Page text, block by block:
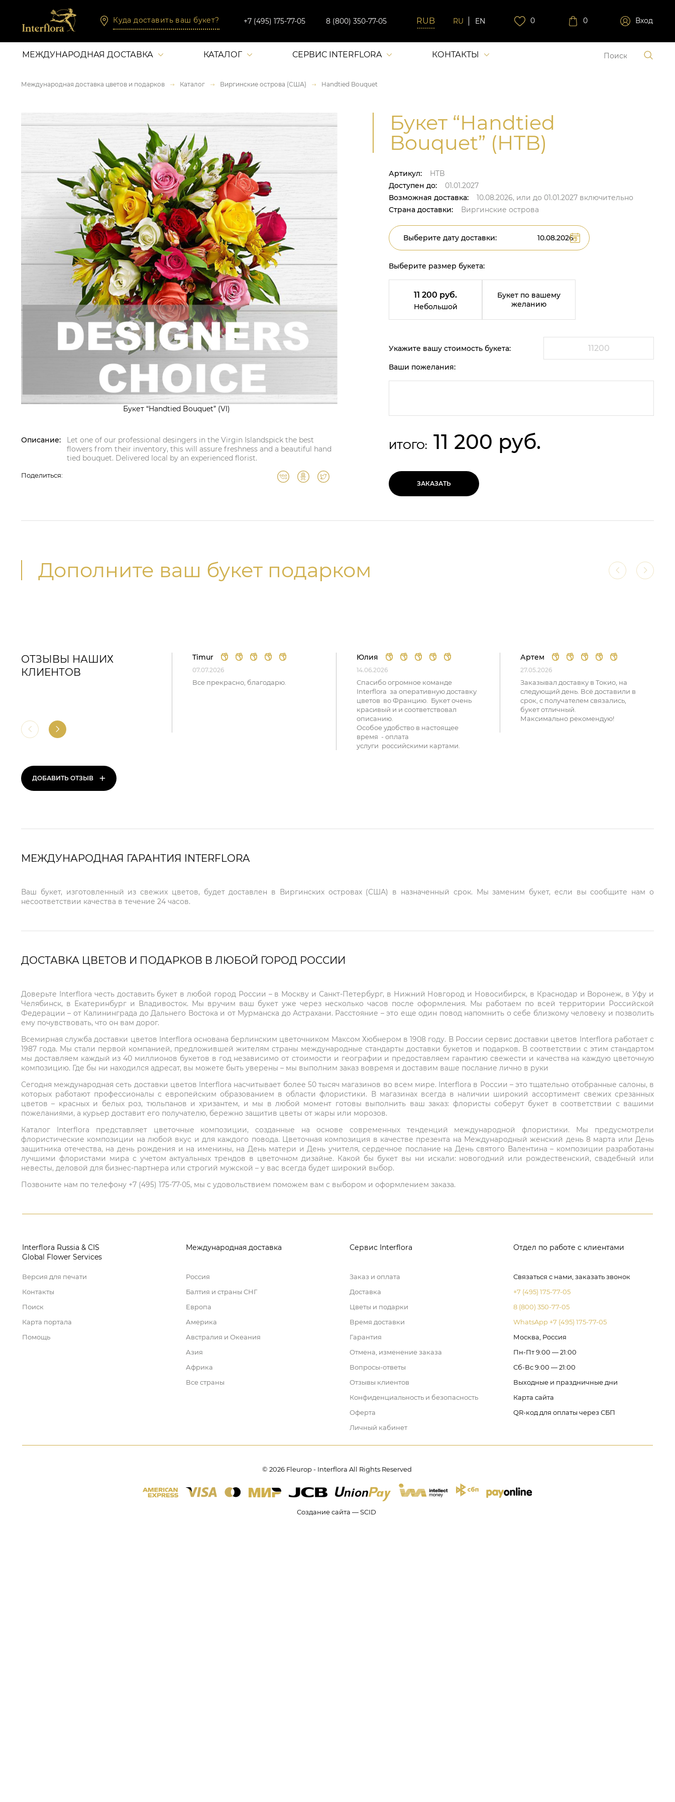
Куда доставить ваш букет? +7 (495) 175-77-05 8 (800) 350-77-05 RU EN 0 0 Вход
МЕЖДУНАРОДНАЯ ДОСТАВКА КАТАЛОГ СЕРВИС INTERFLORA КОНТАКТЫ
Международная доставка цветов и подарков Каталог Виргинские острова (США) Handtied Bouquet
Букет “Handtied Bouquet” (VI)
Описание:
Let one of our professional desingers in the Virgin Islandspick the best
flowers from their inventory, this will assure freshness and a beautiful hand
tied bouquet. Delivered local by an experienced florist.
Поделиться:
Букет “Handtied
Bouquet” (HTB)
Артикул:
HTB
Доступен до:
01.01.2027
Возможная доставка:
10.08.2026, или до 01.01.2027 включительно
Страна доставки:
Виргинские острова
Выберите дату доставки:
Выберите размер букета:
11 200 руб.
Небольшой
Букет по вашему
желанию
Укажите вашу стоимость букета:
Ваши пожелания:
ИТОГО: 11 200 руб.
ЗАКАЗАТЬ
Дополните ваш букет подарком
ОТЗЫВЫ НАШИХ
КЛИЕНТОВ
ДОБАВИТЬ ОТЗЫВ +
Timur
07.07.2026
Все прекрасно, благодарю.
Юлия
14.06.2026
Спасибо огромное команде
Interflora за оперативную доставку
цветов во Францию. Букет очень
красивый и и соответствовал
описанию.
Особое удобство в настоящее
время - оплата
услуги российскими картами.
Артем
27.05.2026
Заказывал доставку в Токио, на
следующий день. Всё доставили в
срок, с получателем связались,
букет отличный.
Максимально рекомендую!
МЕЖДУНАРОДНАЯ ГАРАНТИЯ INTERFLORA
Ваш букет, изготовленный из свежих цветов, будет доставлен в Виргинских островах (США) в назначенный срок. Мы заменим букет, если вы сообщите нам о
несоответствии качества в течение 24 часов.
ДОСТАВКА ЦВЕТОВ И ПОДАРКОВ В ЛЮБОЙ ГОРОД РОССИИ
Доверьте Interflora честь доставить букет в любой город России – в Москву и Санкт-Петербург, в Нижний Новгород и Новосибирск, в Краснодар и Воронеж, в Уфу и
Челябинск, в Екатеринбург и Владивосток. Мы вручим ваш букет уже через несколько часов после оформления. Мы работаем по всей территории Российской
Федерации – от Калининграда до Дальнего Востока и от Мурманска до Астрахани. Расстояние – это еще один повод напомнить о себе близкому человеку и позволить
ему почувствовать, что он вам дорог.
Всемирная служба доставки цветов Interflora основана берлинским цветочником Максом Хюбнером в 1908 году. В России сервис доставки цветов Interflora работает с
1987 года. Мы стали первой компанией, предложившей жителям страны международные стандарты доставки букетов и подарков. В соответствии с этим стандартом
мы доставляем каждый из 40 миллионов букетов в год независимо от стоимости и географии и предоставляем гарантию свежести и качества на каждую цветочную
композицию. Где бы ни находился адресат, вы можете быть уверены – мы выполним заказ вовремя и доставим ваше послание лично в руки
Сегодня международная сеть доставки цветов Interflora насчитывает более 50 тысяч магазинов во всем мире. Interflora в России – это тщательно отобранные салоны, в
которых работают профессионалы с европейским образованием в области флористики. В магазинах всегда в наличии широкий ассортимент свежих срезанных
цветов – красных и белых роз, тюльпанов и хризантем, и мы в любой момент готовы выполнить ваш заказ: флористы соберут букет в соответствии с вашими
пожеланиями, а курьер доставит его получателю, бережно защитив цветы от жары или морозов.
Каталог Interflora представляет цветочные композиции, созданные на основе современных тенденций международной флористики. Мы предусмотрели
флористические композиции на любой вкус и для каждого повода. Цветочная композиция в качестве презента на Международный женский день 8 марта или День
защитника отечества, на день рождения и на именины, на День матери и День учителя, сердечное послание на День святого Валентина – композиции разработаны
лучшими флористами мира с учетом актуальных трендов в цветочном дизайне. Какой бы букет вы ни искали: новогодний или рождественский, свадебный или
невесты, деловой для бизнес-партнера или строгий мужской – у вас всегда будет широкий выбор.
Позвоните нам по телефону +7 (495) 175-77-05, мы с удовольствием поможем вам с выбором и оформлением заказа.
Interflora Russia & CIS
Global Flower Services
Версия для печати
Контакты
Поиск
Карта портала
Помощь
Международная доставка
Россия
Балтия и страны СНГ
Европа
Америка
Австралия и Океания
Азия
Африка
Все страны
Сервис Interflora
Заказ и оплата
Доставка
Цветы и подарки
Время доставки
Гарантия
Отмена, изменение заказа
Вопросы-ответы
Отзывы клиентов
Конфиденциальность и безопасность
Оферта
Личный кабинет
Отдел по работе с клиентами
Связаться с нами, заказать звонок
+7 (495) 175-77-05
8 (800) 350-77-05
WhatsApp +7 (495) 175-77-05
Москва, Россия
Пн-Пт 9:00 — 21:00
Сб-Вс 9:00 — 21:00
Выходные и праздничные дни
Карта сайта
QR-код для оплаты через СБП
© 2026 Fleurop - Interflora All Rights Reserved
Создание сайта — SCID